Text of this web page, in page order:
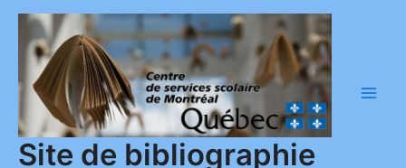
contenu
Site de bibliographie